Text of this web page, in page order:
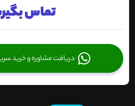
تماس
دریافت مشاوره و خرید